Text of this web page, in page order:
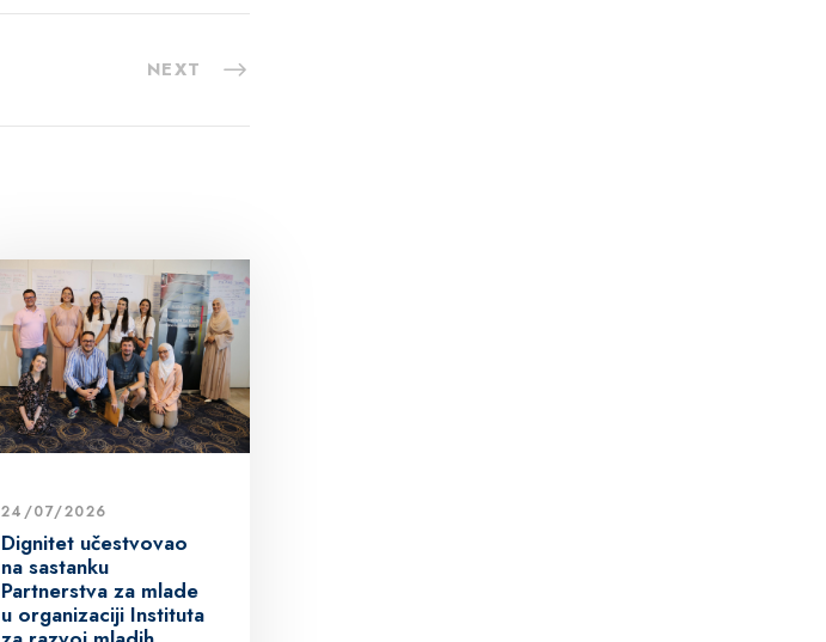
NEXT
24/07/2026
Dignitet učestvovao
na sastanku
Partnerstva za mlade
u organizaciji Instituta